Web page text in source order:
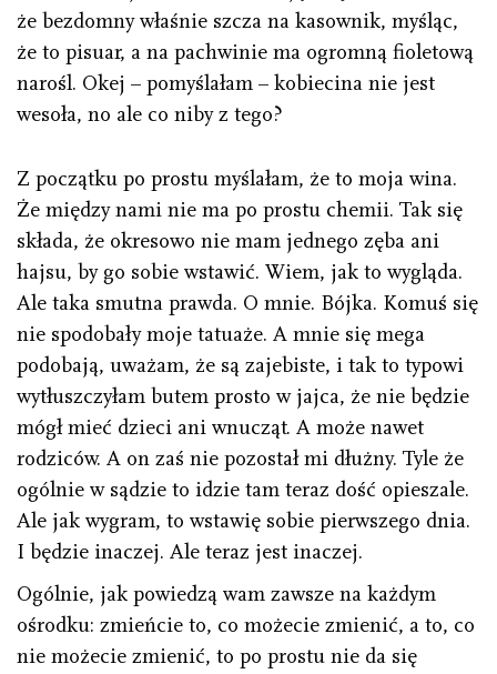
że bezdomny właśnie szcza na kasownik, myśląc,
że to pisuar, a na pachwinie ma ogromną fioletową
narośl. Okej – pomyślałam – kobiecina nie jest
wesoła, no ale co niby z tego?
Z początku po prostu myślałam, że to moja wina.
Że między nami nie ma po prostu chemii. Tak się
składa, że okresowo nie mam jednego zęba ani
hajsu, by go sobie wstawić. Wiem, jak to wygląda.
Ale taka smutna prawda. O mnie. Bójka. Komuś się
nie spodobały moje tatuaże. A mnie się mega
podobają, uważam, że są zajebiste, i tak to typowi
wytłuszczyłam butem prosto w jajca, że nie będzie
mógł mieć dzieci ani wnucząt. A może nawet
rodziców. A on zaś nie pozostał mi dłużny. Tyle że
ogólnie w sądzie to idzie tam teraz dość opieszale.
Ale jak wygram, to wstawię sobie pierwszego dnia.
I będzie inaczej. Ale teraz jest inaczej.
Ogólnie, jak powiedzą wam zawsze na każdym
ośrodku: zmieńcie to, co możecie zmienić, a to, co
nie możecie zmienić, to po prostu nie da się